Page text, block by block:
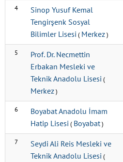
4
Sinop Yusuf Kemal
Tengirşenk Sosyal
Bilimler Lisesi ( Merkez)
5
Prof. Dr. Necmettin
Erbakan Mesleki ve
Teknik Anadolu Lisesi (
Merkez)
6
Boyabat Anadolu İmam
Hatip Lisesi ( Boyabat)
7
Seydi Ali Reis Mesleki ve
Teknik Anadolu Lisesi (